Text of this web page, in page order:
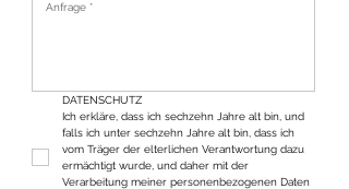
DATENSCHUTZ
Ich erkläre, dass ich sechzehn Jahre alt bin, und
falls ich unter sechzehn Jahre alt bin, dass ich
vom Träger der elterlichen Verantwortung dazu
ermächtigt wurde, und daher mit der
Verarbeitung meiner personenbezogenen Daten